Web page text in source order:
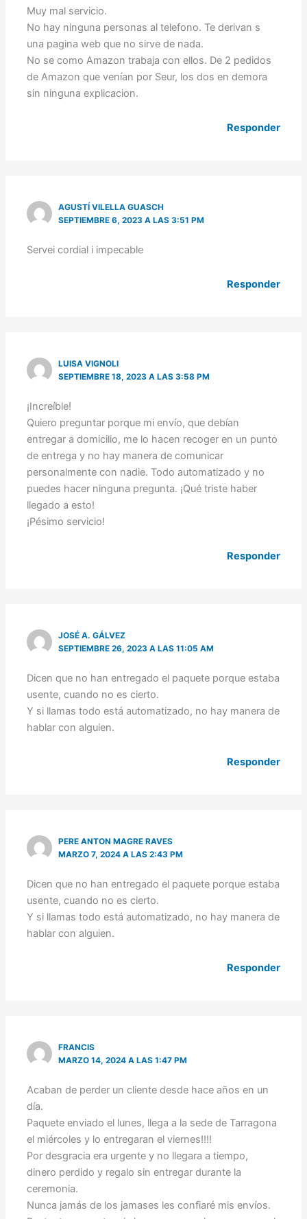
Muy mal servicio.
No hay ninguna personas al telefono. Te derivan s
una pagina web que no sirve de nada.
No se como Amazon trabaja con ellos. De 2 pedidos
de Amazon que venían por Seur, los dos en demora
sin ninguna explicacion.
Responder
AGUSTÍ VILELLA GUASCH
SEPTIEMBRE 6, 2023 A LAS 3:51 PM
Servei cordial i impecable
Responder
LUISA VIGNOLI
SEPTIEMBRE 18, 2023 A LAS 3:58 PM
¡Increíble!
Quiero preguntar porque mi envío, que debían
entregar a domicilio, me lo hacen recoger en un punto
de entrega y no hay manera de comunicar
personalmente con nadie. Todo automatizado y no
puedes hacer ninguna pregunta. ¡Qué triste haber
llegado a esto!
¡Pésimo servicio!
Responder
JOSÉ A. GÁLVEZ
SEPTIEMBRE 26, 2023 A LAS 11:05 AM
Dicen que no han entregado el paquete porque estaba
usente, cuando no es cierto.
Y si llamas todo está automatizado, no hay manera de
hablar con alguien.
Responder
PERE ANTON MAGRE RAVES
MARZO 7, 2024 A LAS 2:43 PM
Dicen que no han entregado el paquete porque estaba
usente, cuando no es cierto.
Y si llamas todo está automatizado, no hay manera de
hablar con alguien.
Responder
FRANCIS
MARZO 14, 2024 A LAS 1:47 PM
Acaban de perder un cliente desde hace años en un
día.
Paquete enviado el lunes, llega a la sede de Tarragona
el miércoles y lo entregaran el viernes!!!!
Por desgracia era urgente y no llegara a tiempo,
dinero perdido y regalo sin entregar durante la
ceremonia.
Nunca jamás de los jamases les confiaré mis envíos.